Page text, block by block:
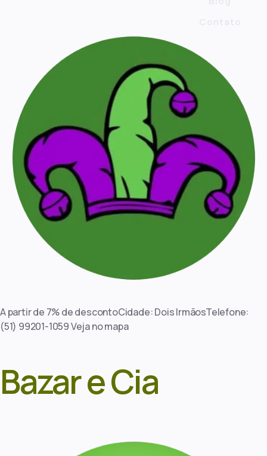
A partir de 7% de descontoCidade: Dois IrmãosTelefone:
(51) 99201-1059 Veja no mapa
Bazar e Cia